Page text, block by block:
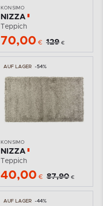
KONSIMO
NIZZA
Teppich
70,00 € 129 €
AUF LAGER -54%
KONSIMO
NIZZA
Teppich
40,00 € 87,90 €
AUF LAGER -44%